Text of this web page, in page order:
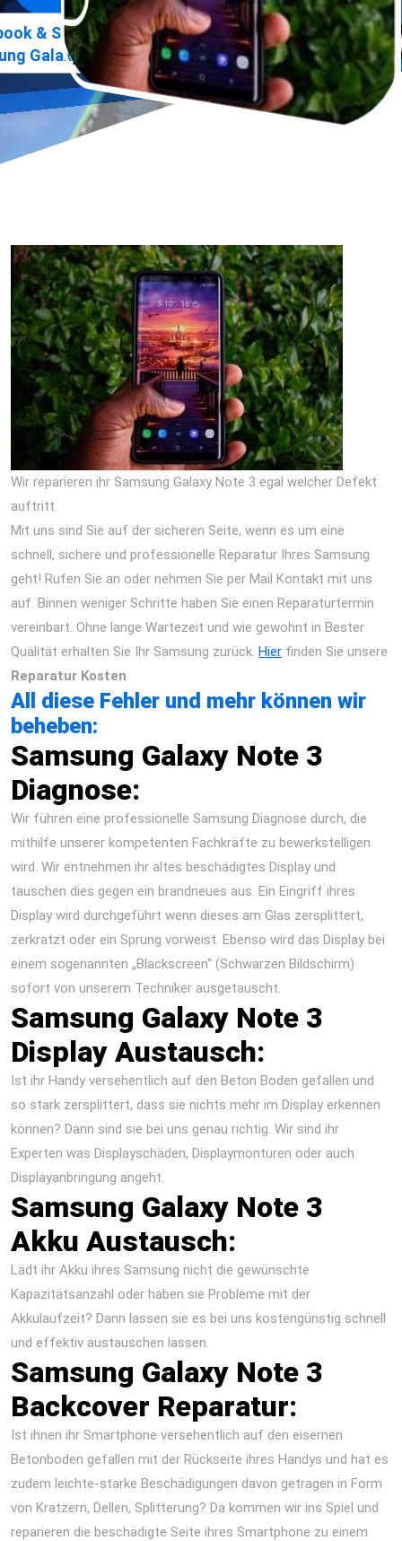
& Smartphone Praxis»
Galaxy Note 3 Reparatur
Wir reparieren ihr Samsung Galaxy Note 3 egal welcher Defekt
auftritt.
Mit uns sind Sie auf der sicheren Seite, wenn es um eine
schnell, sichere und professionelle Reparatur Ihres Samsung
geht! Rufen Sie an oder nehmen Sie per Mail Kontakt mit uns
auf. Binnen weniger Schritte haben Sie einen Reparaturtermin
vereinbart. Ohne lange Wartezeit und wie gewohnt in Bester
Qualität erhalten Sie Ihr Samsung zurück. Hier finden Sie unsere
Reparatur Kosten
All diese Fehler und mehr können wir
beheben:
Samsung Galaxy Note 3
Diagnose:
Wir führen eine professionelle Samsung Diagnose durch, die
mithilfe unserer kompetenten Fachkräfte zu bewerkstelligen
wird. Wir entnehmen ihr altes beschädigtes Display und
tauschen dies gegen ein brandneues aus. Ein Eingriff ihres
Display wird durchgeführt wenn dieses am Glas zersplittert,
zerkratzt oder ein Sprung vorweist. Ebenso wird das Display bei
einem sogenannten „Blackscreen“ (Schwarzen Bildschirm)
sofort von unserem Techniker ausgetauscht.
Samsung Galaxy Note 3
Display Austausch:
Ist ihr Handy versehentlich auf den Beton Boden gefallen und
so stark zersplittert, dass sie nichts mehr im Display erkennen
können? Dann sind sie bei uns genau richtig. Wir sind ihr
Experten was Displayschäden, Displaymonturen oder auch
Displayanbringung angeht.
Samsung Galaxy Note 3
Akku Austausch:
Lädt ihr Akku ihres Samsung nicht die gewünschte
Kapazitätsanzahl oder haben sie Probleme mit der
Akkulaufzeit? Dann lassen sie es bei uns kostengünstig schnell
und effektiv austauschen lassen.
Samsung Galaxy Note 3
Backcover Reparatur:
Ist ihnen ihr Smartphone versehentlich auf den eisernen
Betonboden gefallen mit der Rückseite ihres Handys und hat es
zudem leichte-starke Beschädigungen davon getragen in Form
von Kratzern, Dellen, Splitterung? Da kommen wir ins Spiel und
reparieren die beschädigte Seite ihres Smartphone zu einem